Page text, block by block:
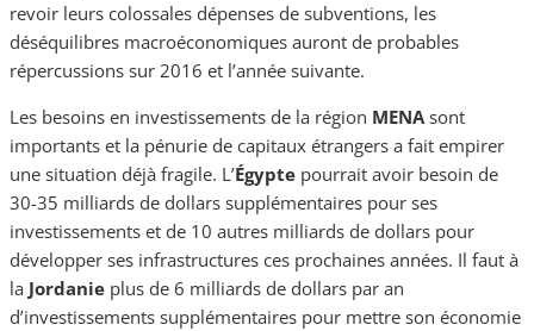
revoir leurs colossales dépenses de subventions, les
déséquilibres macroéconomiques auront de probables
répercussions sur 2016 et l’année suivante.
Les besoins en investissements de la région MENAsont
importants et la pénurie de capitaux étrangers a fait empirer
une situation déjà fragile. L’Égypte pourrait avoir besoin de
30-35 milliards de dollars supplémentaires pour ses
investissements et de 10 autres milliards de dollars pour
développer ses infrastructures ces prochaines années. Il faut à
la Jordanie plus de 6 milliards de dollars par an
d’investissements supplémentaires pour mettre son économie